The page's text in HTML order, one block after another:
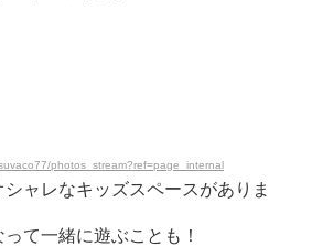
photos_stream?ref=page_internal
ャレなキッズスペースがありま
て一緒に遊ぶことも！